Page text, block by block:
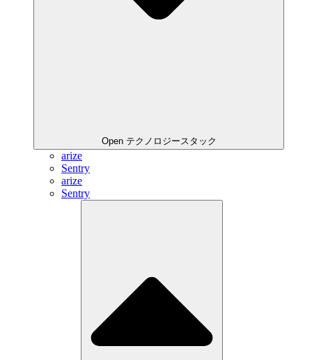
Open テクノロジースタック
arize
Sentry
arize
Sentry